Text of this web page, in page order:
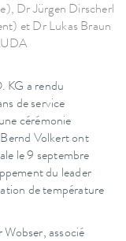
Dr Jürgen Dirscherl
et Dr Lukas Braun
a rendu
de service
cérémonie
Volkert ont
le 9 septembre
du leader
de température
associé